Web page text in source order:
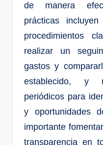
de manera
prácticas
procedimientos
realizar un
gastos y
establecido, y
periódicos para
y oportunidades
importante
transparencia en